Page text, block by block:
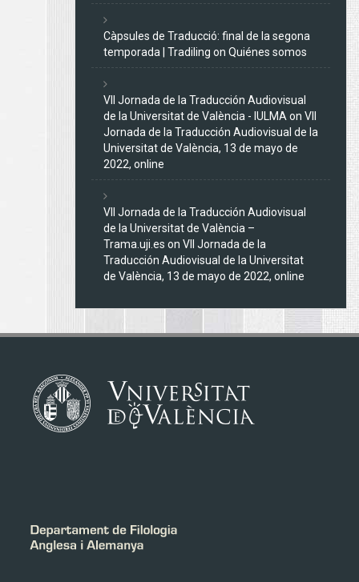
Càpsules de Traducció: final de la segona
temporada | Tradiling on Quiénes somos
VII Jornada de la Traducción Audiovisual
de la Universitat de València - IULMA on VII
Jornada de la Traducción Audiovisual de la
Universitat de València, 13 de mayo de
2022, online
VII Jornada de la Traducción Audiovisual
de la Universitat de València –
Trama.uji.es on VII Jornada de la
Traducción Audiovisual de la Universitat
de València, 13 de mayo de 2022, online